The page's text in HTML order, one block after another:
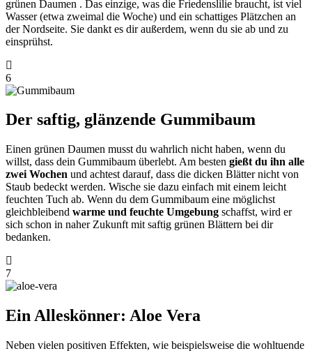
grünen Daumen . Das einzige, was die Friedenslilie braucht, ist viel
Wasser (etwa zweimal die Woche) und ein schattiges Plätzchen an
der Nordseite. Sie dankt es dir außerdem, wenn du sie ab und zu
einsprühst.
6
Der saftig, glänzende Gummibaum
Einen grünen Daumen musst du wahrlich nicht haben, wenn du
willst, dass dein Gummibaum überlebt. Am besten gießt du ihn alle
zwei Wochen und achtest darauf, dass die dicken Blätter nicht von
Staub bedeckt werden. Wische sie dazu einfach mit einem leicht
feuchten Tuch ab. Wenn du dem Gummibaum eine möglichst
gleichbleibend warme und feuchte Umgebung schaffst, wird er
sich schon in naher Zukunft mit saftig grünen Blättern bei dir
bedanken.
7
Ein Alleskönner: Aloe Vera
Neben vielen positiven Effekten, wie beispielsweise die wohltuende